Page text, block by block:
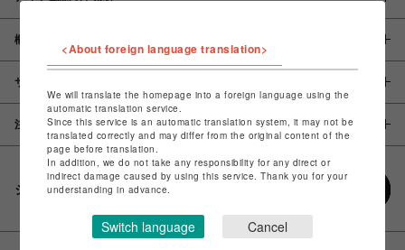
概要
サイズ
注意事項
シェアする
<About foreign language translation>
We will translate the homepage into a foreign language using the
automatic translation service.
Since this service is an automatic translation system, it may not be
translated correctly and may differ from the original content of the
page before translation.
In addition, we do not take any responsibility for any direct or
indirect damage caused by using this service. Thank you for your
understanding in advance.
Switch language Cancel